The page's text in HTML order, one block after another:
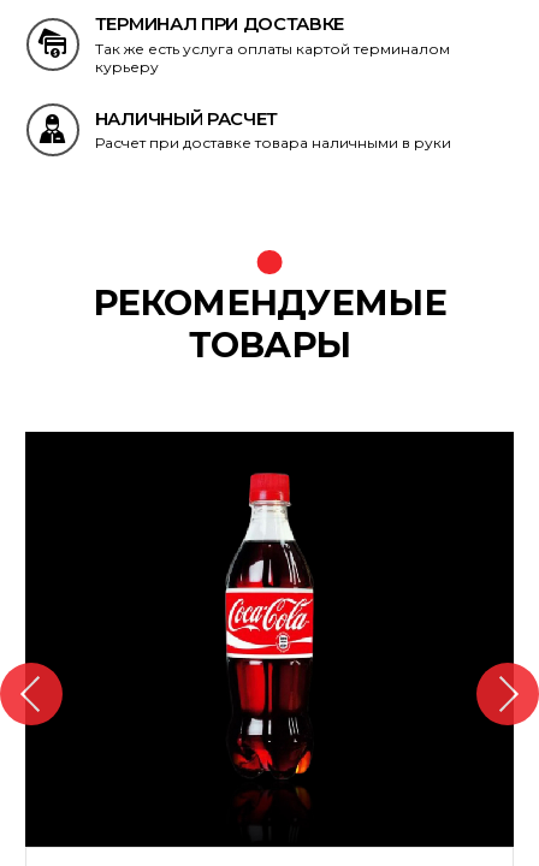
ТЕРМИНАЛ ПРИ ДОСТАВКЕ
Так же есть услуга оплаты картой терминалом
курьеру
НАЛИЧНЫЙ РАСЧЕТ
Расчет при доставке товара наличными в руки
РЕКОМЕНДУЕМЫЕ
ТОВАРЫ